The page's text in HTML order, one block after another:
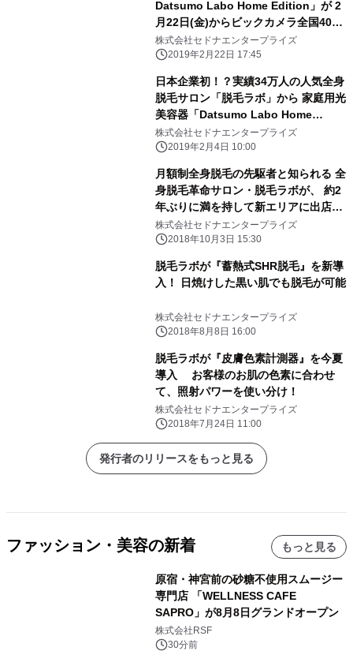
Datsumo Labo Home Edition」が 2
月22日(金)からビックカメラ全国40店
舗で店頭販売開始！
株式会社セドナエンタープライズ
2019年2月22日 17:45
日本企業初！？実績34万人の人気全身
脱毛サロン「脱毛ラボ」から 家庭用光
美容器「Datsumo Labo Home
Edition」発売！
株式会社セドナエンタープライズ
2019年2月4日 10:00
月額制全身脱毛の先駆者と知られる 全
身脱毛革命サロン・脱毛ラボが、 約2
年ぶりに満を持して新エリアに出店決
定！！
株式会社セドナエンタープライズ
2018年10月3日 15:30
脱毛ラボが『蓄熱式SHR脱毛』を新導
入！ 日焼けした黒い肌でも脱毛が可能
株式会社セドナエンタープライズ
2018年8月8日 16:00
脱毛ラボが『皮膚色素計測器』を今夏
導入 お客様のお肌の色素に合わせ
て、照射パワーを使い分け！
株式会社セドナエンタープライズ
2018年7月24日 11:00
発行者のリリースをもっと見る
ファッション・美容の新着 もっと見る
原宿・神宮前の砂糖不使用スムージー
専門店 「WELLNESS CAFE
SAPRO」が8月8日グランドオープン
株式会社RSF
30分前